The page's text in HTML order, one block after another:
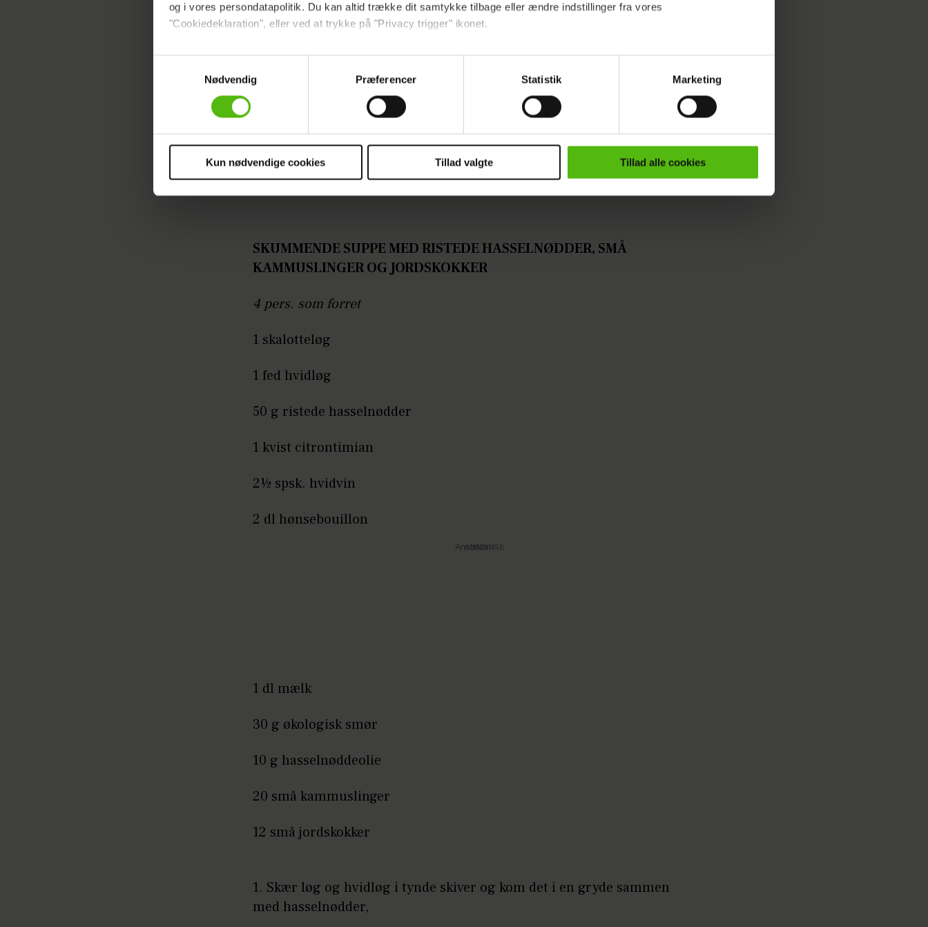
og i vores persondatapolitik. Du kan altid trække dit samtykke tilbage eller ændre indstillinger fra vores
"Cookiedeklaration", eller ved at trykke på "Privacy trigger" ikonet.
Dine valg anvendes på hele websitet.
Vi ønsker dit samtykke til at indsamle og bruge data for at kunne levere og finansiere relevant journalistisk indhold til dig.
Vi anvender egne cookies og cookies fra tredjeparter til at at optimere dit besøg på vores hjemmeside. Vi indsamler data
sociale medier.
Nødvendig
Præferencer Statistik Marketing
Kun nødvendige cookies Tillad valgte Tillad alle cookies
SKUMMENDE SUPPE MED RISTEDE HASSELNØDDER, SMÅ
KAMMUSLINGER OG JORDSKOKKER
4 pers. som forret
1 skalotteløg
1 fed hvidløg
50 g ristede hasselnødder
1 kvist citrontimian
2½ spsk. hvidvin
2 dl hønsebouillon
Annonce
1 dl mælk
30 g økologisk smør
10 g hasselnøddeolie
20 små kammuslinger
12 små jordskokker
1. Skær løg og hvidløg i tynde skiver og kom det i en gryde sammen
med hasselnødder,